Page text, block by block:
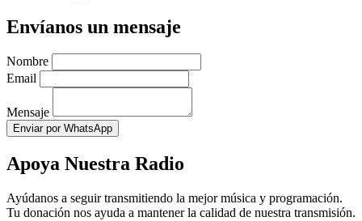
Envíanos un mensaje
Nombre
Email
Mensaje
Enviar por WhatsApp
Apoya Nuestra Radio
Ayúdanos a seguir transmitiendo la mejor música y programación.
Tu donación nos ayuda a mantener la calidad de nuestra transmisión.